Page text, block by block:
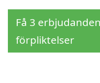
Få 3
förpliktelser